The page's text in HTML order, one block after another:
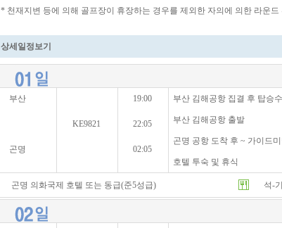
* 천재지변 등에 의해 골프장이 휴장하는 경우를 제외한 자의에 의한 라운
상세일정보기
부산
곤명
KE9821
19:00
22:05
02:05
부산 김해공항 집결 후 탑승
부산 김해공항 출발
곤명 공항 도착 후 ~ 가이드
호텔 투숙 및 휴식
곤명 의화국제 호텔 또는 동급(준5성급) 석-